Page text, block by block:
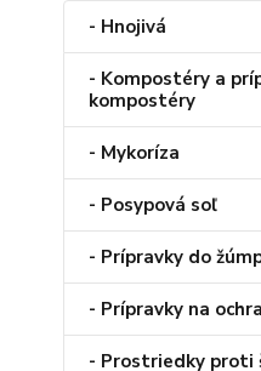
- Hnojivá
- Kompostéry a
kompostéry
- Mykoríza
- Posypová soľ
- Prípravky do
- Prípravky na
- Prostriedky proti